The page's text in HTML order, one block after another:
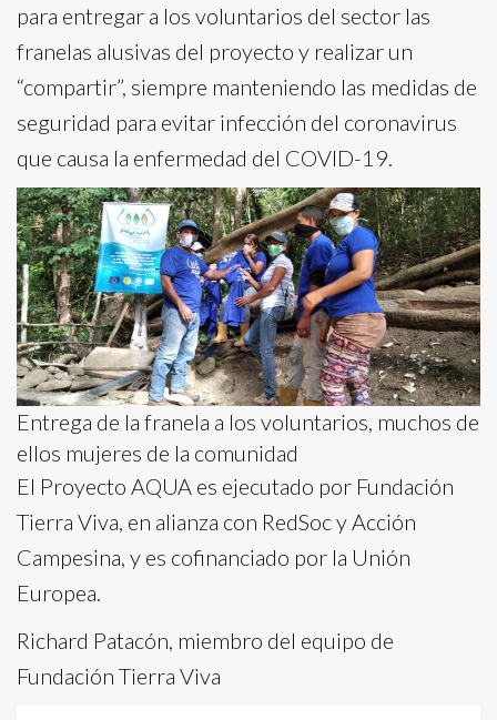
para entregar a los voluntarios del sector las
franelas alusivas del proyecto y realizar un
“compartir”, siempre manteniendo las medidas de
seguridad para evitar infección del coronavirus
que causa la enfermedad del COVID-19.
Entrega de la franela a los voluntarios, muchos de
ellos mujeres de la comunidad
El Proyecto AQUA es ejecutado por Fundación
Tierra Viva, en alianza con RedSoc y Acción
Campesina, y es cofinanciado por la Unión
Europea.
Richard Patacón, miembro del equipo de
Fundación Tierra Viva